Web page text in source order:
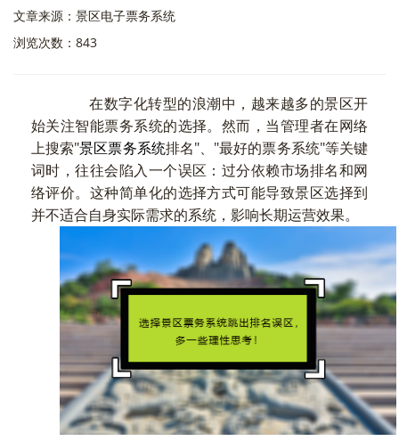
文章来源：景区电子票务系统
浏览次数：843
在数字化转型的浪潮中，越来越多的景区开
始关注智能票务系统的选择。然而，当管理者在网络
上搜索"景区票务系统排名"、"最好的票务系统"等关键
词时，往往会陷入一个误区：过分依赖市场排名和网
络评价。这种简单化的选择方式可能导致景区选择到
并不适合自身实际需求的系统，影响长期运营效果。